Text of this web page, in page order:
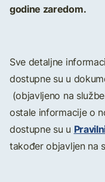
godine zaredom.
Sve detaljne
dostupne su u
(objavljeno na
ostale informacije o
dostupne su u
također objavljen na